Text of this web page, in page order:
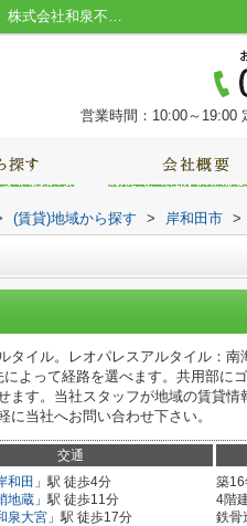
レオパレスアルタイル／堺市の一人暮らし・ファミリー向け賃貸／パキラホームズ 株式会社和泉不動産
営業時間：10:00～19:00
(賃貸)地域から探す > 岸和田市 >
タイル。レオパレスアルタイル：
よって経路を選べます。共用部に
ます。当社スタッフが地域の賃貸
に当社へお問い合わせ下さい。
交通
和田 」駅 徒歩4分
地蔵 」駅 徒歩11分
泉大宮 」駅 徒歩17分
築16
4階
鉄骨